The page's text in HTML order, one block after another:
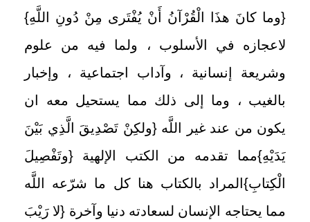
{وما كانَ هذَا الْقُرْآنُ أَنْ يُفْتَرى مِنْ دُونِ اللَّهِ}
لاعجازه في الأسلوب ، ولما فيه من علوم
وشريعة إنسانية ، وآداب اجتماعية ، وإخبار
بالغيب ، وما إلى ذلك مما يستحيل معه ان
يكون من عند غير اللَّه{ولكِنْ تَصْدِيقَ الَّذِي بَيْنَ
يَدَيْهِ}مما تقدمه من الكتب الإلهية {وتَفْصِيلَ
الْكِتابِ} المراد بالكتاب هنا كل ما شرّعه اللَّه
مما يحتاجه الإنسان لسعادته دنيا وآخرة {لا رَيْبَ